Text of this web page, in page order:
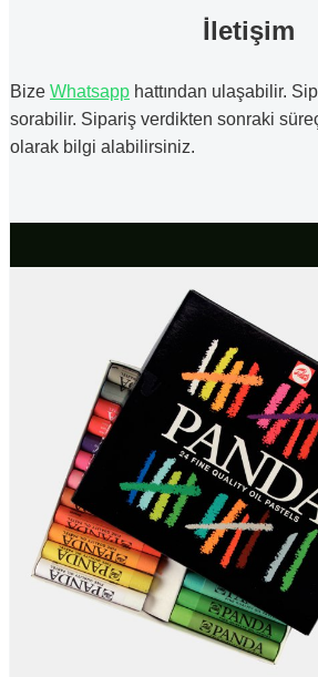
İletişim
Bize Whatsapp hattından ulaşabilir.
sorabilir. Sipariş verdikten sonraki
olarak bilgi alabilirsiniz.